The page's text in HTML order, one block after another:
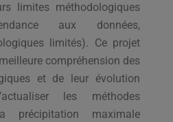
limites méthodologiques
aux données,
limités). Ce projet
compréhension des
et de leur évolution
les méthodes
précipitation maximale